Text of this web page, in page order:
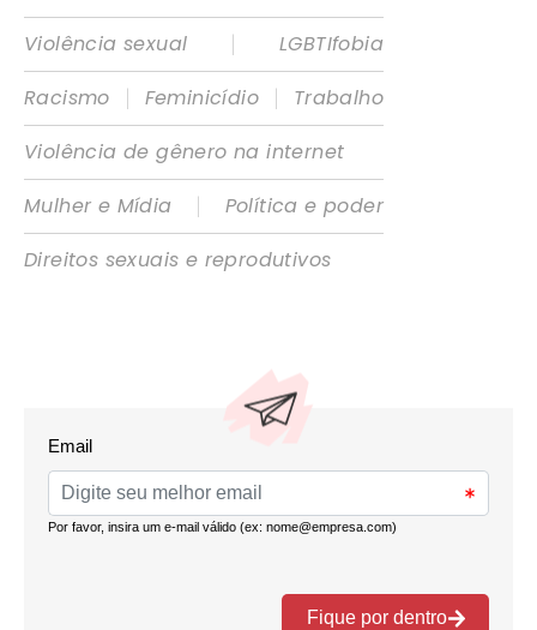
Violência sexual
|
LGBTIfobia
Racismo
| Feminicídio |
Trabalho
Violência de gênero na internet
Mulher e Mídia
|
Política e poder
Direitos sexuais e reprodutivos